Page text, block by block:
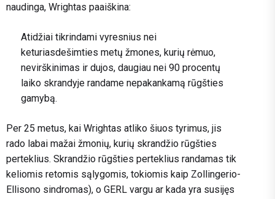
naudinga, Wrightas paaiškina:
Atidžiai tikrindami vyresnius nei
keturiasdešimties metų žmones, kurių rėmuo,
nevirškinimas ir dujos, daugiau nei 90 procentų
laiko skrandyje randame nepakankamą rūgšties
gamybą.
Per 25 metus, kai Wrightas atliko šiuos tyrimus, jis
rado labai mažai žmonių, kurių skrandžio rūgšties
perteklius. Skrandžio rūgšties perteklius randamas tik
keliomis retomis sąlygomis, tokiomis kaip Zollingerio-
Ellisono sindromas), o GERL vargu ar kada yra susijęs